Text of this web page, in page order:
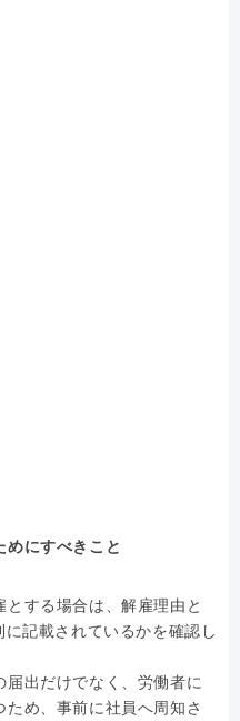
めにすべきこと
する場合は、解雇理由と
に記載されているかを確認し
出だけでなく、労働者に
め、事前に社員へ周知さ